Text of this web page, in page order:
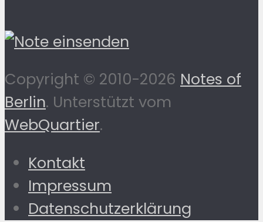
Copyright © 2010-2026 Notes of
Berlin. Unterstützt vom
WebQuartier.
Kontakt
Impressum
Datenschutzerklärung